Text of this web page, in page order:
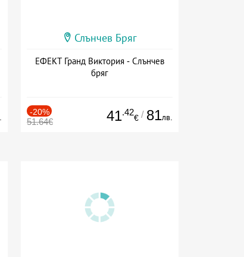
Слънчев Бряг
ЕФЕКТ Гранд Виктория - Слънчев
бряг
-20%
51.64€ 41.42
€ / 81лв.